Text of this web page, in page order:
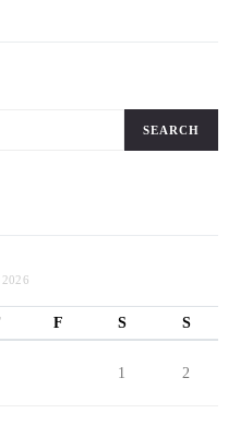
SEARCH
2026
F S S
1 2